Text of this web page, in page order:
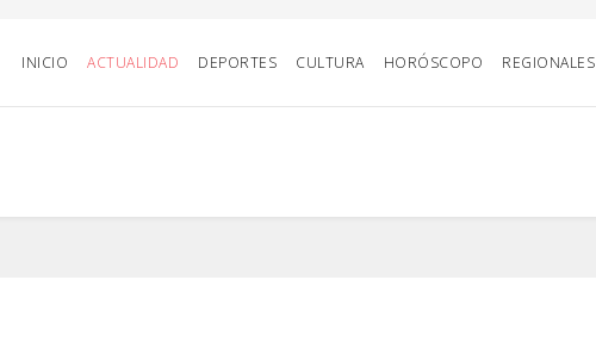
INICIO ACTUALIDAD DEPORTES CULTURA HORÓSCOPO REGIONALES